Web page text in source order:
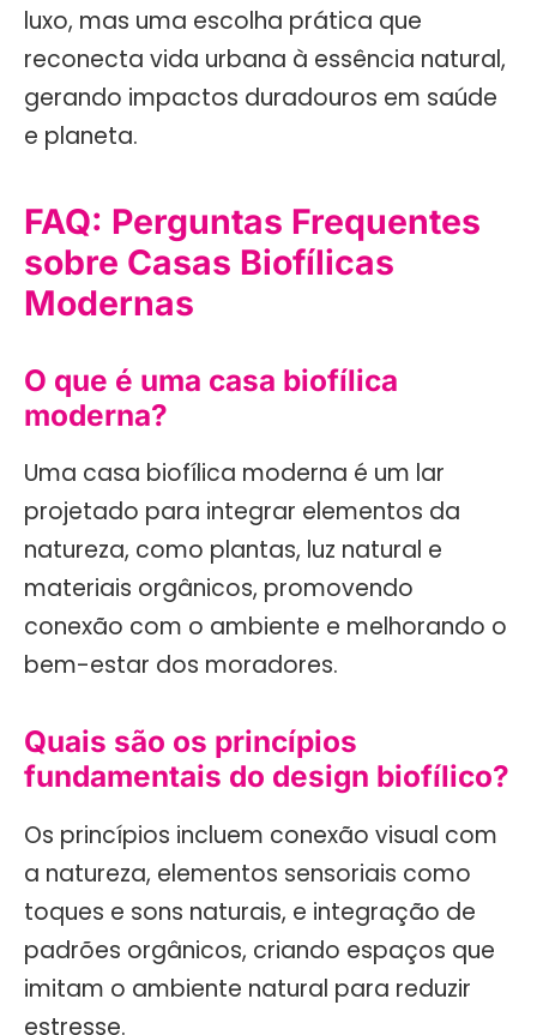
luxo, mas uma escolha prática que
reconecta vida urbana à essência natural,
gerando impactos duradouros em saúde
e planeta.
FAQ: Perguntas Frequentes
sobre Casas Biofílicas
Modernas
O que é uma casa biofílica
moderna?
Uma casa biofílica moderna é um lar
projetado para integrar elementos da
natureza, como plantas, luz natural e
materiais orgânicos, promovendo
conexão com o ambiente e melhorando o
bem-estar dos moradores.
Quais são os princípios
fundamentais do design biofílico?
Os princípios incluem conexão visual com
a natureza, elementos sensoriais como
toques e sons naturais, e integração de
padrões orgânicos, criando espaços que
imitam o ambiente natural para reduzir
estresse.